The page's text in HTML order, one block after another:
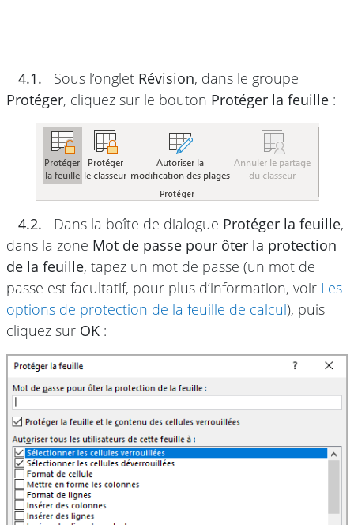
4.1. Sous l’onglet Révision, dans le groupe
Protéger, cliquez sur le bouton Protéger la feuille :
4.2. Dans la boîte de dialogue Protéger la feuille,
dans la zone Mot de passe pour ôter la protection
de la feuille, tapez un mot de passe (un mot de
passe est facultatif, pour plus d’information, voir Les
options de protection de la feuille de calcul), puis
cliquez sur OK :